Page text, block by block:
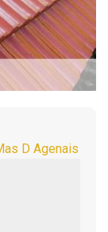
D Agenais